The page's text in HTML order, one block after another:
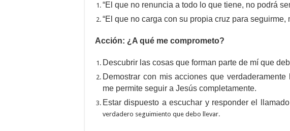
“El que no renuncia a todo lo que tiene, no podrá
“El que no carga con su propia cruz para seguirme,
Acción: ¿A qué me comprometo?
Descubrir las cosas que forman parte de mí que
Demostrar con mis acciones que
me permite seguir a Jesús completamente.
Estar dispuesto a escuchar y responder el
verdadero seguimiento que debo llevar.